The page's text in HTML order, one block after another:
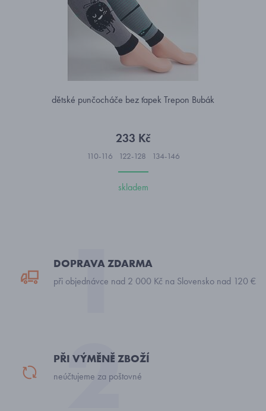
dětské punčocháče bez ťapek Trepon Bubák
233 Kč
110-116 122-128 134-146
skladem
DOPRAVA ZDARMA
při objednávce nad 2 000 Kč na Slovensko nad 120 €
PŘI VÝMĚNĚ ZBOŽÍ
neúčtujeme za poštovné